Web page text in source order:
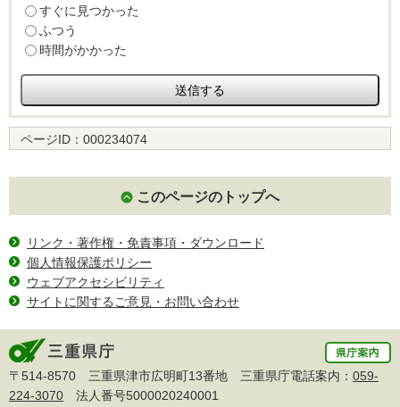
すぐに見つかった
ふつう
時間がかかった
ページID： 000234074
このページのトップへ
リンク・著作権・免責事項・ダウンロード
個人情報保護ポリシー
ウェブアクセシビリティ
サイトに関するご意見・お問い合わせ
〒514-8570 三重県津市広明町13番地 三重県庁電話案内： 059-
224-3070 法人番号5000020240001